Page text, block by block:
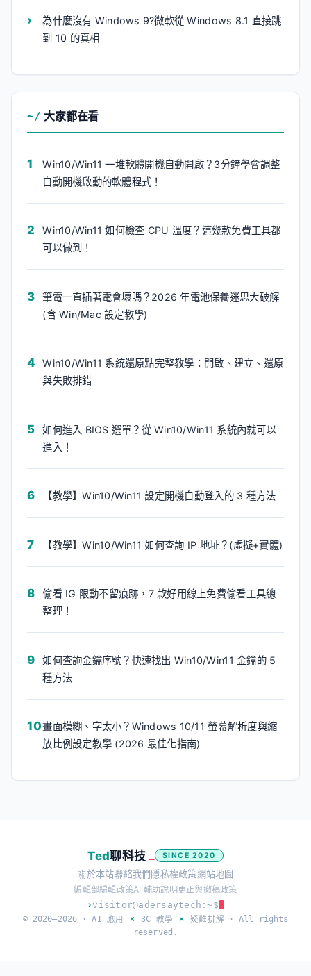
為什麼沒有 Windows 9?微軟從 Windows 8.1 直接跳
到 10 的真相
大家都在看
Win10/Win11 一堆軟體開機自動開啟？3分鐘學會調整
自動開機啟動的軟體程式！
Win10/Win11 如何檢查 CPU 溫度？這幾款免費工具都
可以做到！
筆電一直插著電會壞嗎？2026 年電池保養迷思大破解
(含 Win/Mac 設定教學)
Win10/Win11 系統還原點完整教學：開啟、建立、還原
與失敗排錯
如何進入 BIOS 選單？從 Win10/Win11 系統內就可以
進入！
【教學】Win10/Win11 設定開機自動登入的 3 種方法
【教學】Win10/Win11 如何查詢 IP 地址？(虛擬+實體)
偷看 IG 限動不留痕跡，7 款好用線上免費偷看工具總
整理！
如何查詢金鑰序號？快速找出 Win10/Win11 金鑰的 5
種方法
畫面模糊、字太小？Windows 10/11 螢幕解析度與縮
放比例設定教學 (2026 最佳化指南)
Ted聊科技 SINCE 2020
關於本站聯絡我們 隱私權政策網站地圖
編輯部編輯政策AI 輔助說明更正與撤稿政策
› visitor@adersaytech:~$
© 2020–2026 ·AI 應用 × 3C 教學 × 疑難排解 · All rights
reserved.